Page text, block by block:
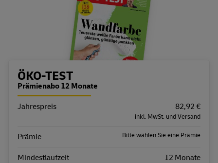
Bestellübersicht
ÖKO-TEST
Prämienabo 12 Monate
Eigenschaft
Jahrespreis 82,92 €
inkl. MwSt. und Versand
Prämie Bitte wählen Sie eine Prämie
Mindestlaufzeit 12 Monate